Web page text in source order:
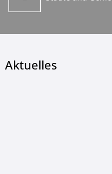
Aktuelles